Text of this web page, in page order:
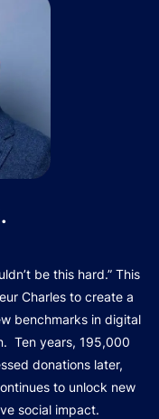
be this hard.” This
Charles to create a
benchmarks in digital
Ten years, 195,000
donations later,
to unlock new
social impact.